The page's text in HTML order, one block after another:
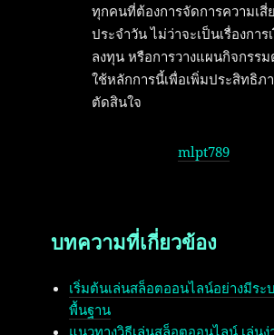
ทุกคนที่ต้องการจัดการความเสี่
ประจำวัน ไม่ว่าจะเป็นเรื่องการ
ลงทุน หรือการวางแผนกิจกรรม
ใช้หลักการนี้เพื่อเพิ่มประสิทธิภ
ตัดสินใจ
mlpt789
บทความที่เกี่ยวข้อง
เริ่มต้นเล่นสล็อตออนไลน์อย่างมีระ
พื้นฐาน